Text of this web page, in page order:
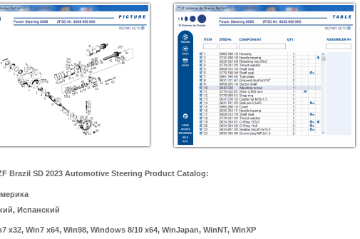
Brazil SD 2023 Automotive Steering Product Catalog:
Испанский
x32, Win7 x64, Win98, Windows 8/10 x64, WinJapan, WinNT, WinXP